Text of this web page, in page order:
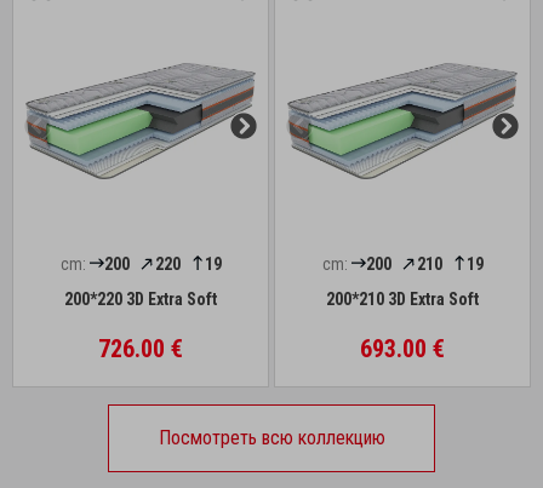
cm: 200 220
19
200*220 3D Extra Soft
726.00 €
cm: 200 210
19
200*210 3D Extra Soft
693.00 €
Посмотреть всю коллекцию